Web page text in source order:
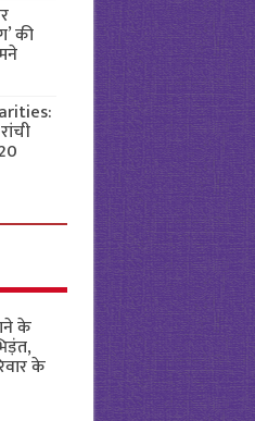
की
के
के